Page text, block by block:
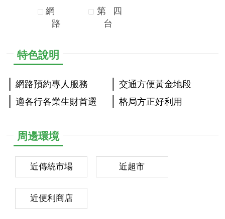
網
路
第
四
台
特色說明
網路預約專人服務
適各行各業生財首選
交通方便黃金地段
格局方正好利用
周邊環境
近傳統市場 近超市
近便利商店